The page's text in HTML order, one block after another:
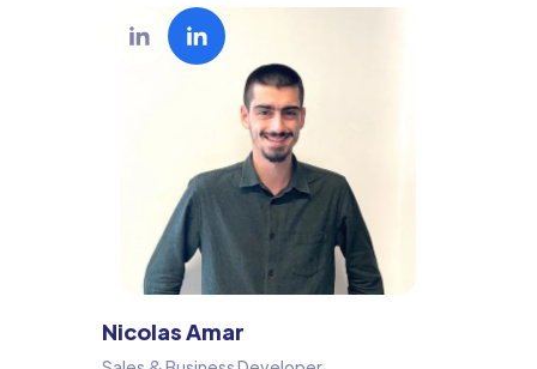
Nicolas Amar